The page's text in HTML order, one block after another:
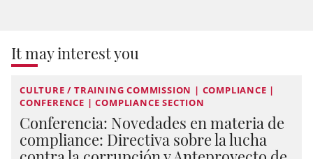
It may interest you
CULTURE / TRAINING COMMISSION | COMPLIANCE |
CONFERENCE | COMPLIANCE SECTION
Conferencia: Novedades en materia de
compliance: Directiva sobre la lucha